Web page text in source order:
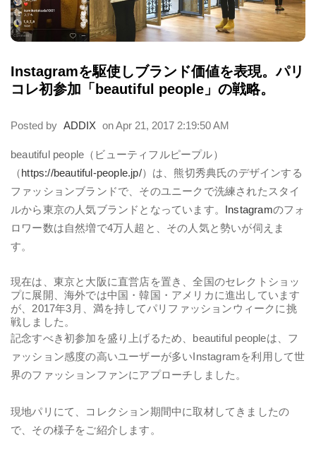
Instagramを駆使しブランド価値を表現。パリ
コレ初参加「beautiful people」の戦略。
Posted by ADDIX on Apr 21, 2017 2:19:50 AM
beautiful people （ビューティフルピープル）
（https://beautiful-people.jp/）は、熊切秀典氏のデザインする
ファッションブランドで、そのユニークで洗練されたスタイ
ルから東京の人気ブランドとなっています。 Instagramのフォ
ロワー数は自然増で4万人超と、その人気と勢いが伺えま
す。
現在は、東京と大阪に直営店を置き、全国のセレクトショッ
プに展開、海外では中国・韓国・アメリカに進出しています
が、2017年3月、満を持してパリファッションウィークに挑
戦しました。
記念すべき初参加を盛り上げるため、 beautiful peopleは、フ
ァッション感度の高いユーザーが多いInstagramを利用して世
界のファッションファンにアプローチしました。
現地パリにて、コレクション期間中に取材してきましたの
で、その様子をご紹介します。